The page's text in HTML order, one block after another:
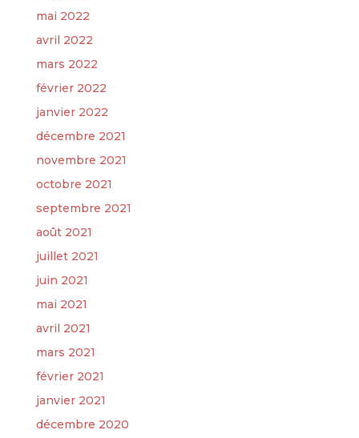
mai 2022
avril 2022
mars 2022
février 2022
janvier 2022
décembre 2021
novembre 2021
octobre 2021
septembre 2021
août 2021
juillet 2021
juin 2021
mai 2021
avril 2021
mars 2021
février 2021
janvier 2021
décembre 2020